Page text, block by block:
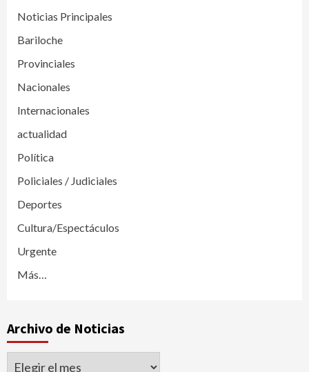
Noticias Principales
Bariloche
Provinciales
Nacionales
Internacionales
actualidad
Política
Policiales / Judiciales
Deportes
Cultura/Espectáculos
Urgente
Más…
Archivo de Noticias
Archivo